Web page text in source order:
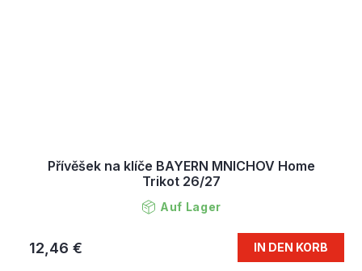
Přívěšek na klíče BAYERN MNICHOV Home
Trikot 26/27
Auf Lager
12,46 € IN DEN KORB